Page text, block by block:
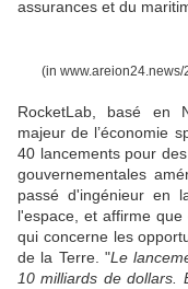
assurances et du
(in
RocketLab, basé en
majeur de l’économie
40 lancements pour
gouvernementales
passé d'ingénieur en
l'espace, et affirme
qui concerne les
de la Terre. "Le
10 milliards de dollars.